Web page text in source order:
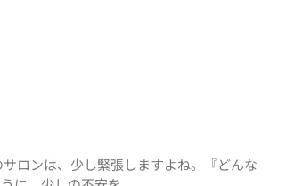
ロンは、少し緊張しますよね。『どんな